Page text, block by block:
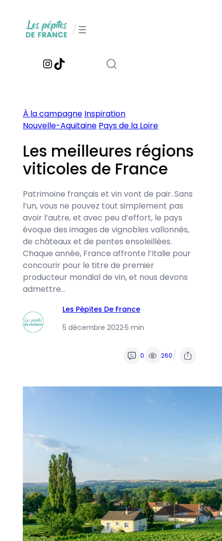
contenu
/
Instagram
TikTok
À la campagne Inspiration
Nouvelle-Aquitaine Pays de la Loire
Les meilleures régions
viticoles de France
Patrimoine français et vin vont de pair. Sans
l’un, vous ne pouvez tout simplement pas
avoir l’autre, et avec peu d’effort, le pays
évoque des images de vignobles vallonnés,
de châteaux et de pentes ensoleillées.
Chaque année, France affronte l’Italie pour
concourir pour le titre de premier
producteur mondial de vin, et nous devons
admettre…
Les Pépites De France
5 décembre 2022·5 min
0 260/